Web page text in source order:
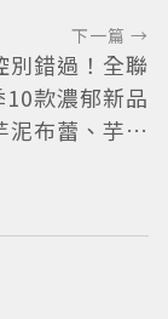
下一篇 →
別錯過！全聯
10款濃郁新品
泥布蕾、芋頭